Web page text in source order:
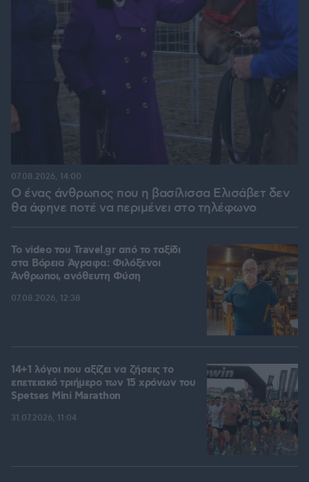
Ο ένας άνθρωπος που η βασίλισσα Ελισάβετ δεν
θα άφηνε ποτέ να περιμένει στο τηλέφωνο
07.08.2026, 14:00
To video του Travel.gr από το ταξίδι
στα Βόρεια Άγραφα: Φιλόξενοι
Άνθρωποι, ανόθευτη Φύση
07.08.2026, 12:38
14+1 λόγοι που αξίζει να ζήσεις το
επετειακό τριήμερο των 15 χρόνων του
Spetses Mini Marathon
31.07.2026, 11:04